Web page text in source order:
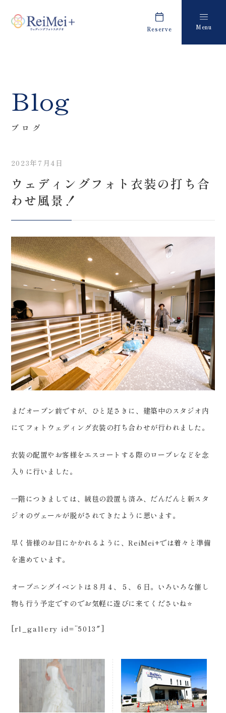
Reserve Menu
〒963-8041
0120-05-7536
来店のご予約
お問い合わせ
Costume
衣装
About us
Retouch
フォトレタッチ
Studio
スタジオ紹介
キャンペーン・お知らせ
ブログ
会社案内
プライバシーポリシー
Blog
ブログ
2023年7月4日
ウェディングフォト衣装の打ち合
わせ風景！
まだオープン前ですが、ひと足さきに、建築中のスタジオ内
にてフォトウェディング衣装の打ち合わせが行われました。
衣装の配置やお客様をエスコートする際のロープレなどを念
入りに行いました。
一階につきましては、絨毯の設置も済み、だんだんと新スタ
ジオのヴェールが脱がされてきたように思います。
早く皆様のお目にかかれるように、ReiMei+では着々と準備
を進めています。
オープニングイベントは８月４、５、６日。いろいろな催し
物も行う予定ですのでお気軽に遊びに来てくださいね⭐️
[rl_gallery id=”5013″]